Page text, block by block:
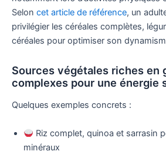
Selon cet article de référence, un
privilégier les céréales complètes,
céréales pour optimiser son
Sources végétales riches en
complexes pour une énergie
Quelques exemples concrets :
Riz complet, quinoa et sarrasin
minéraux